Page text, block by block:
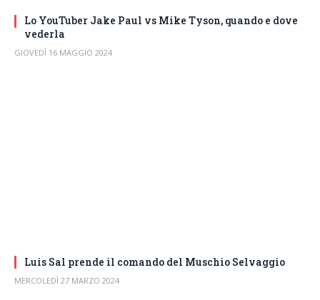
Lo YouTuber Jake Paul vs Mike Tyson, quando e dove
vederla
GIOVEDÌ 16 MAGGIO 2024
Luis Sal prende il comando del Muschio Selvaggio
MERCOLEDÌ 27 MARZO 2024